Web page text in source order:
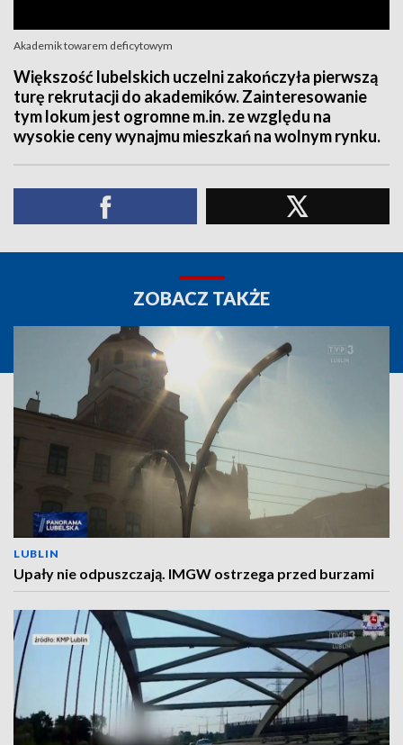
Akademik towarem deficytowym
Większość lubelskich uczelni zakończyła pierwszą
turę rekrutacji do akademików. Zainteresowanie
tym lokum jest ogromne m.in. ze względu na
wysokie ceny wynajmu mieszkań na wolnym rynku.
ZOBACZ TAKŻE
LUBLIN
Upały nie odpuszczają. IMGW ostrzega przed burzami